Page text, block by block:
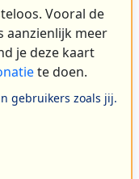
Vooral de
aanzienlijk meer
je deze kaart
te doen.
gebruikers zoals jij.